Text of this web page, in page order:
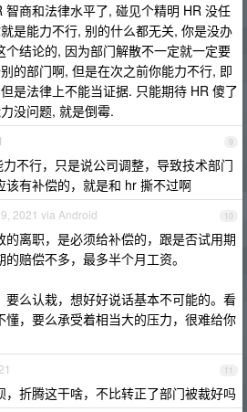
智商和法律水平了, 碰见个精明 HR 没任
是能力不行, 别的什么都无关, 你是没办
个结论的, 因为部门解散不一定就一定要
的部门啊, 但是在次之前你能力不行, 即
是法律上不能当证据. 只能期待 HR 傻了
没问题, 就是倒霉.
9
不行，只是说公司调整，导致技术部门
该有补偿的，就是和 hr 撕不过啊
10
2021 via Android
的离职，是必须给补偿的，跟是否试用期
赔偿不多，最多半个月工资。
要么认栽，想好好说话基本不可能的。看
懂，要么承受着相当大的压力，很难给你
11
，折腾这干啥，不比转正了部门被裁好吗